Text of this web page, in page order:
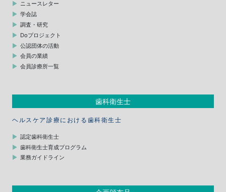
ニュースレター
学会誌
調査・研究
Doプロジェクト
公認団体の活動
会員の業績
会員診療所一覧
歯科衛生士
ヘルスケア診療における歯科衛生士
認定歯科衛生士
歯科衛生士育成プログラム
業務ガイドライン